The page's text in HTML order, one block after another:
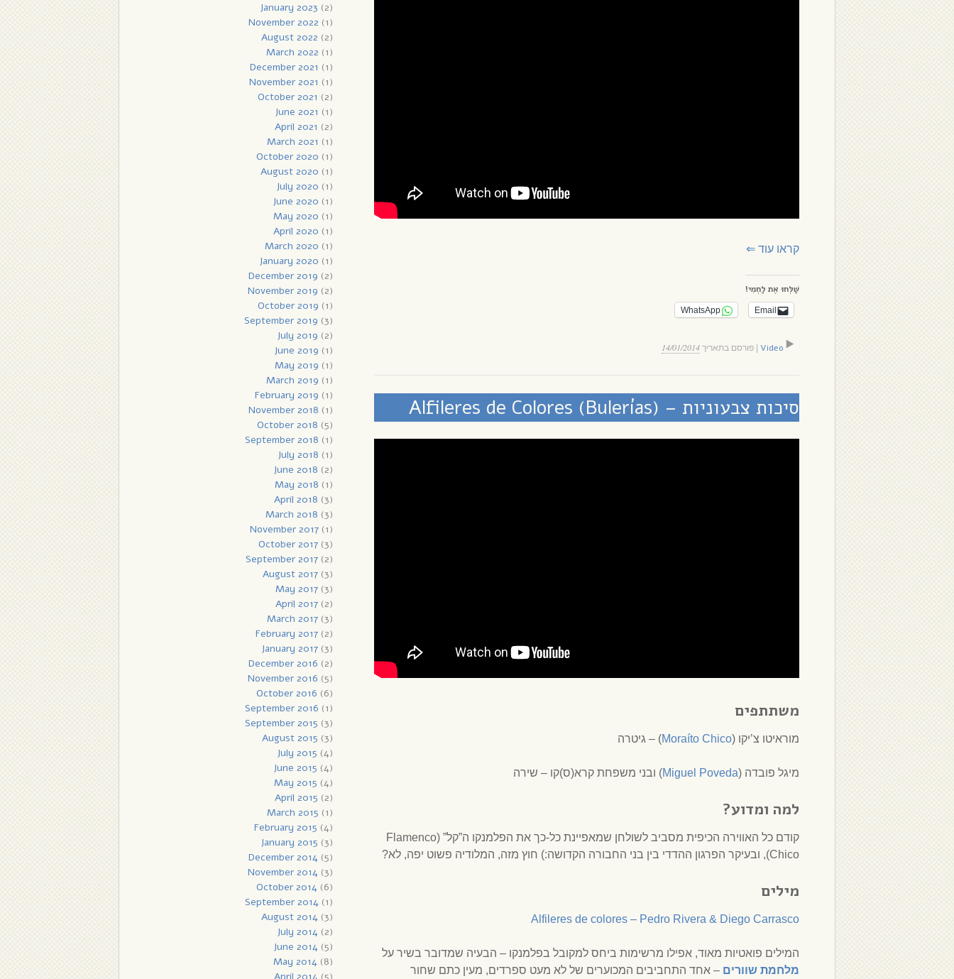
קראו עוד ⇐
שַׁלְּחוּ אֶת לַחְמִי!
Email
WhatsApp
Video פורסם בתאריך 14/01/2014
סיכות צבעוניות – (Alfileres de Colores (Bulerías
משתתפים
מוראיטו צ’יקו (Moraíto Chico) – גיטרה
מיגל פובדה (Miguel Poveda) ובני משפחת קרא(ס)קו – שירה
למה ומדוע?
קודם כל האווירה הכיפית מסביב לשולחן שמאפיינת כל-כך את הפלמנקו ה”קל” (Flamenco
Chico), ובעיקר הפרגון ההדדי בין בני החבורה הקדושה:) חוץ מזה, המלודיה פשוט יפה, לא?
מילים
Alfileres de colores – Pedro Rivera & Diego Carrasco
המילים פואטיות מאוד, אפילו מרשימות ביחס למקובל בפלמנקו – הבעיה שמדובר בשיר על
מלחמת שוורים – אחד התחביבים המכוערים של לא מעט ספרדים, מעין כתם שחור
January 2023 (2)
November 2022 (1)
August 2022 (2)
March 2022 (1)
December 2021 (1)
November 2021 (1)
October 2021 (2)
June 2021 (1)
April 2021 (2)
March 2021 (1)
October 2020 (1)
August 2020 (1)
July 2020 (1)
June 2020 (1)
May 2020 (1)
April 2020 (1)
March 2020 (1)
January 2020 (1)
December 2019 (2)
November 2019 (2)
October 2019 (1)
September 2019 (3)
July 2019 (2)
June 2019 (1)
May 2019 (1)
March 2019 (1)
February 2019 (1)
November 2018 (1)
October 2018 (5)
September 2018 (1)
July 2018 (1)
June 2018 (2)
May 2018 (1)
April 2018 (3)
March 2018 (3)
November 2017(1)
October 2017(3)
September 2017(2)
August 2017(3)
May 2017(3)
April 2017(2)
March 2017(3)
February 2017(2)
January 2017(3)
December 2016 (2)
November 2016 (5)
October 2016 (6)
September 2016 (1)
September 2015 (3)
August 2015 (3)
July 2015 (4)
June 2015 (4)
May 2015 (4)
April 2015 (2)
March 2015 (1)
February 2015 (4)
January 2015 (3)
December 2014(5)
November 2014(3)
October 2014(6)
September 2014(1)
August 2014(3)
July 2014(2)
June 2014(5)
May 2014(8)